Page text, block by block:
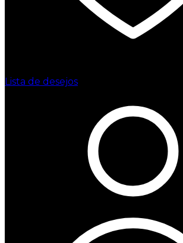
Lista de desejos